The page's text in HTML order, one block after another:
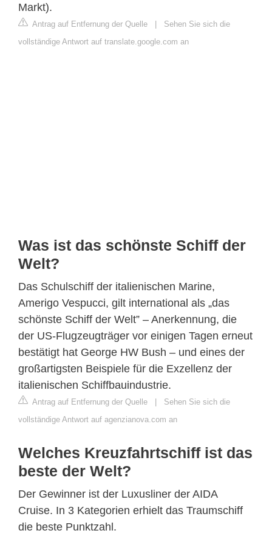
Markt).
Antrag auf Entfernung der Quelle | Sehen Sie sich die
vollständige Antwort auf translate.google.com an
Was ist das schönste Schiff der
Welt?
Das Schulschiff der italienischen Marine,
Amerigo Vespucci, gilt international als „das
schönste Schiff der Welt” – Anerkennung, die
der US-Flugzeugträger vor einigen Tagen erneut
bestätigt hat George HW Bush – und eines der
großartigsten Beispiele für die Exzellenz der
italienischen Schiffbauindustrie.
Antrag auf Entfernung der Quelle | Sehen Sie sich die
vollständige Antwort auf agenzianova.com an
Welches Kreuzfahrtschiff ist das
beste der Welt?
Der Gewinner ist der Luxusliner der AIDA
Cruise. In 3 Kategorien erhielt das Traumschiff
die beste Punktzahl.